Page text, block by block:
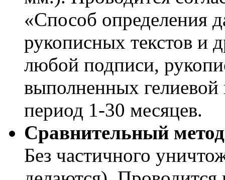
«Способ определения
рукописных текстов и
любой подписи,
выполненных
период 1-30 месяцев.
Сравнительный метод
Без частичного